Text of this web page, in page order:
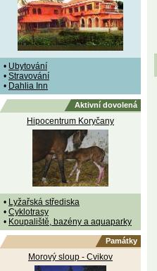
• Ubytování
• Stravování
• Dahlia Inn
Aktivní dovolená
Hipocentrum Koryčany
• Lyžařská střediska
• Cyklotrasy
• Koupaliště, bazény a aquaparky
Památky
Morový sloup - Cvikov